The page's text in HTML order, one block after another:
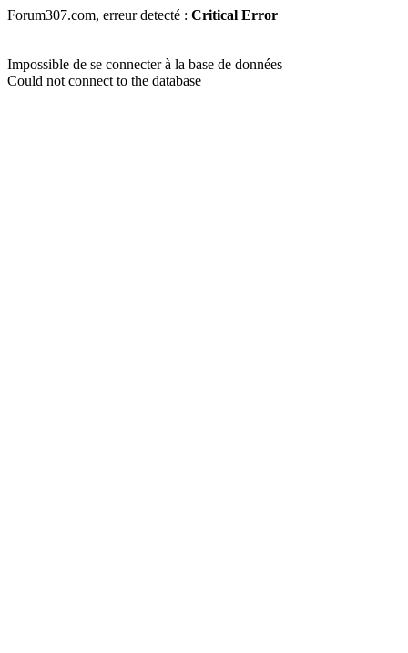
Forum307.com, erreur detecté : Critical Error
Impossible de se connecter à la base de données
Could not connect to the database